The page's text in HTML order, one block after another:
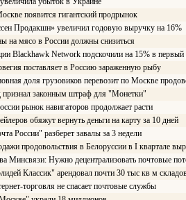
появится гигантский продрынок
Продакшн» увеличил годовую выручку на 16%
на мясо в России должны снизиться
Blackhawk Network подскочили на 15% в первый
поставляет в Россию зараженную рыбу
доля грузовиков перевозит по Москве
признал законным штраф для "Монетки"
рынок навигаторов продолжает расти
обяжут вернуть деньги на карту за 10 дней
России" разберет завалы за 3 недели
продовольствия в Белоруссии в I квартале
Минсвязи: Нужно децентрализовать почтовые
Классик" арендовал почти 30 тыс кв м
торговля не спасает почтовые службы